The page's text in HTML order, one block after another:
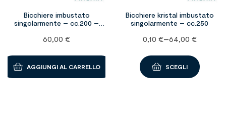
Bicchiere imbustato
singolarmente – cc.200 –
60,00 €
AGGIUNGI AL CARRELLO
Bicchiere kristal imbustato
singolarmente – cc.250
0,10 €–64,00 €
SCEGLI